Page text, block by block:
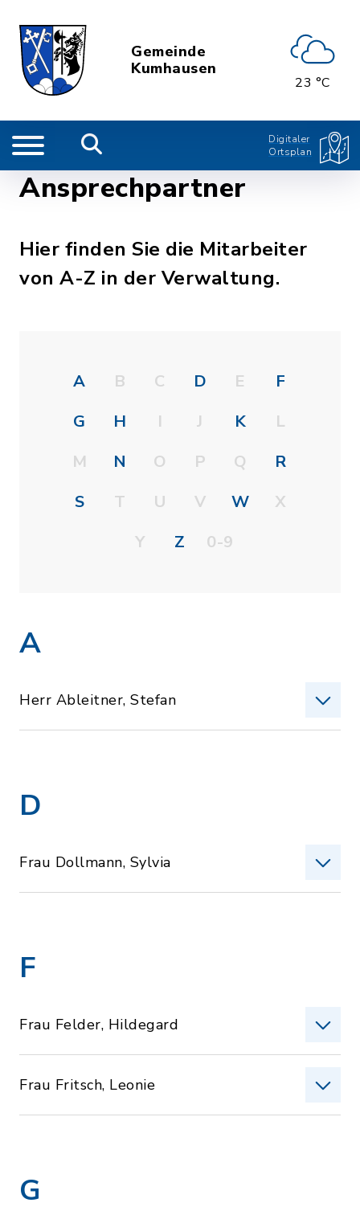
Gemeinde
Kumhausen
23 °C
Digitaler
Ortsplan
Ansprechpartner
Hier finden Sie die Mitarbeiter
von A-Z in der Verwaltung.
A B C D E
F
G
H I J K
L
M
N O P Q
R
S
T U V W
X
Y
Z 0-9
A
Herr Ableitner, Stefan
D
Frau Dollmann, Sylvia
F
Frau Felder, Hildegard
Frau Fritsch, Leonie
G